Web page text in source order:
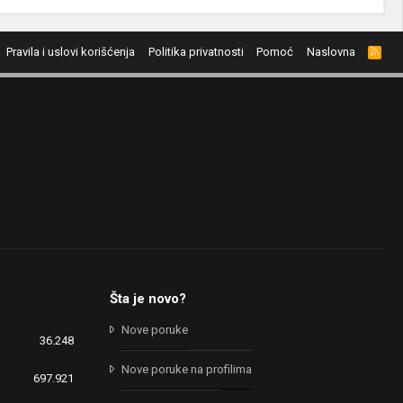
Pravila i uslovi korišćenja Politika privatnosti Pomoć Naslovna
R
S
S
36.248
697.921
Šta je novo?
Nove poruke
Nove poruke na profilima